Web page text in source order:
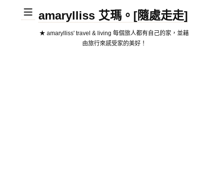
amarylliss 艾瑪。[隨處走走]
★ amarylliss' travel & living 每個旅人都有自己的家，並藉
由旅行來感受家的美好！